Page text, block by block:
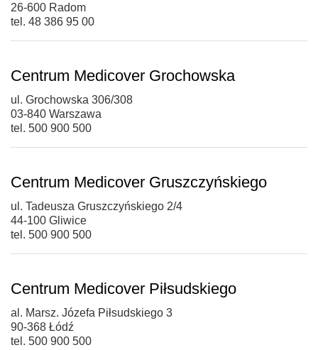
26-600 Radom
tel. 48 386 95 00
Centrum Medicover Grochowska
ul. Grochowska 306/308
03-840 Warszawa
tel. 500 900 500
Centrum Medicover Gruszczyńskiego
ul. Tadeusza Gruszczyńskiego 2/4
44-100 Gliwice
tel. 500 900 500
Centrum Medicover Piłsudskiego
al. Marsz. Józefa Piłsudskiego 3
90-368 Łódź
tel. 500 900 500